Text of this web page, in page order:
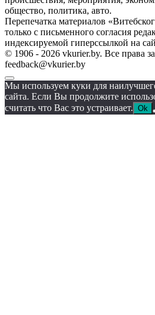
общество, политика, авто.
Перепечатка материалов
только с письменного согласия
индексируемой гиперссылкой на
© 1906 - 2026 vkurier.by. Все права
feedback@vkurier.by
Мы используем куки для
сайта. Если Вы продолжите
считать что Вас это устраивает. Ok